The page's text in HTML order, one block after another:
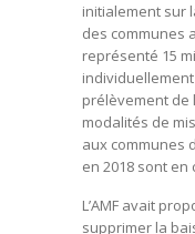
initialement sur
des communes
représenté 15
prélèvement de
modalités de
aux communes
en 2018 sont en
L’AMF avait
supprimer la